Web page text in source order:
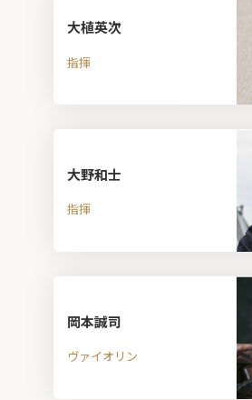
大植英次
指揮
大野和士
指揮
岡本誠司
ヴァイオリン